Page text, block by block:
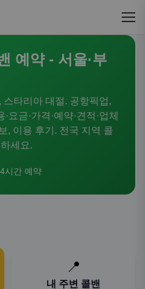
예약 - 서울·부
타리아 대절. 공항픽업,
요금·가격·예약·견적·업체
, 이용 후기. 전국 지역 콜
세요.
시간 예약
📍
내 주변 콜밴